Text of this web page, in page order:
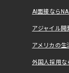
AI面接なら
アジャイル
アメリカの
外国人採用